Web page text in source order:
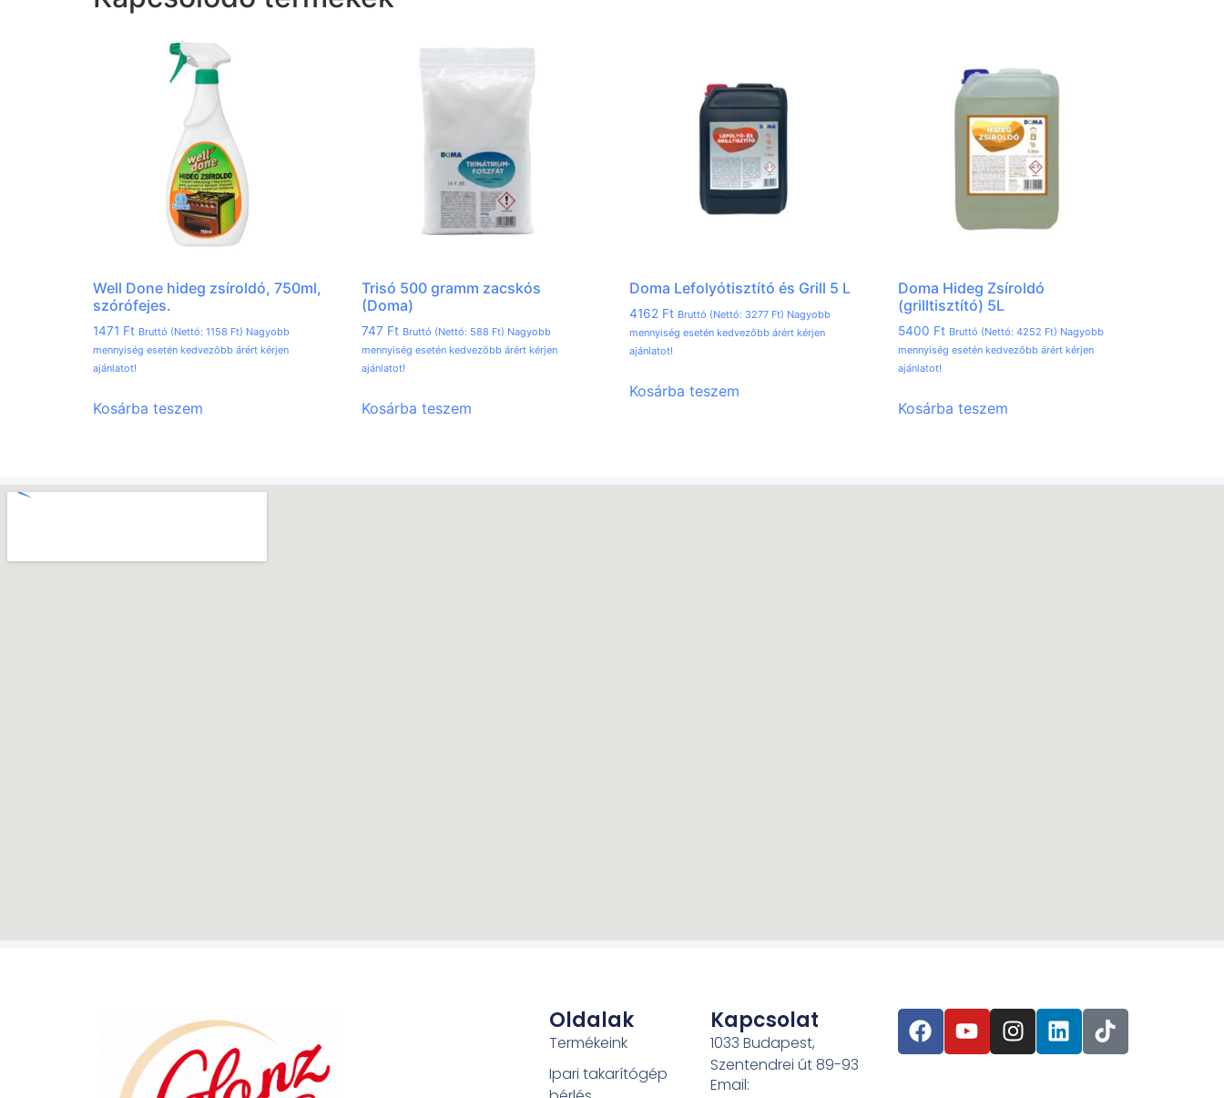
Well Done hideg zsíroldó, 750ml,
szórófejes.
1471 Ft Bruttó (Nettó: 1158 Ft) Nagyobb
mennyiség esetén kedvezőbb árért kérjen
ajánlatot!
Kosárba teszem
Trisó 500 gramm zacskós
(Doma)
747 Ft Bruttó (Nettó: 588 Ft) Nagyobb
mennyiség esetén kedvezőbb árért kérjen
ajánlatot!
Kosárba teszem
Doma Lefolyótisztító és Grill 5 L
4162 Ft Bruttó (Nettó: 3277 Ft) Nagyobb
mennyiség esetén kedvezőbb árért kérjen
ajánlatot!
Kosárba teszem
Doma Hideg Zsíroldó
(grilltisztító) 5L
5400 Ft Bruttó (Nettó:4252 Ft) Nagyobb
mennyiség esetén kedvezőbb árért kérjen
ajánlatot!
Kosárba teszem
Oldalak
Termékeink
Ipari takarítógép
Kapcsolat
1033 Budapest,
Szentendrei út 89-93
Email: